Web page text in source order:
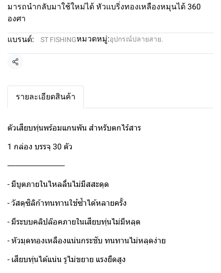
มารถนำกลับมาใช้ใหม่ได้ หัวแบริ่งทองเหลืองหมุนได้ 360
องศา
แบรนด์: ST FISHINGหมวดหมู่:อุปกรณ์ปลายสาย.
แชร์
รายละเอียดสินค้า
ตัวเสียบทุ่นพร้อมแกนพัน สำหรับตกไร้สาร
1 กล่อง บรรจุ 30 ตัว
-----------------------------
- มีบูตภายในไหลลื่นไม่มีสสะดุด
- วัสดุซิลิก้าทนทานใช้ซ้ำได้หลายครั้ง
- มีระบบคลิปล๊อคภายในเสียบทุ่นไม่มีหลุด
- หัวมุดทองเหลืองแน่นกระชับ ทนทานไม่หลุดง่าย
- เสียบทุ่นได้แน่น รูไม่ขยาย แรงยืดสูง